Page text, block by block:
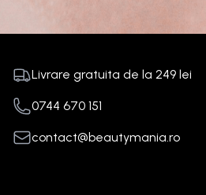
Livrare gratuita de la 249 lei
0744 670 151
contact@beautymania.ro